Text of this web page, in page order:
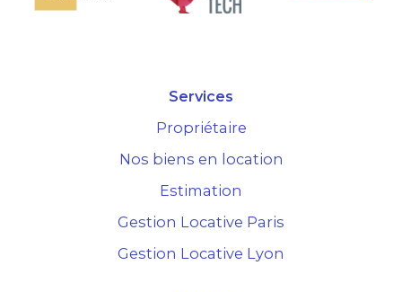
Services
Propriétaire
Nos biens en location
Estimation
Gestion Locative Paris
Gestion Locative Lyon